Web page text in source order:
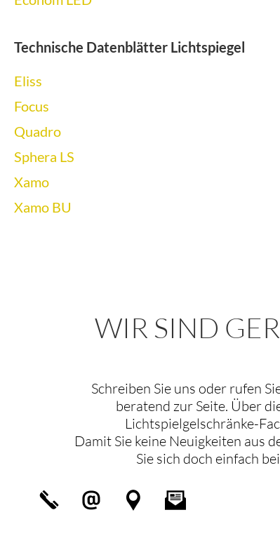
Technische Datenblätter Lichtspiegel
Eliss
Focus
Quadro
Sphera LS
Xamo
Xamo BU
WIR SIND
Schreiben Sie uns oder rufen
beratend zur Seite. Über
Lichtspielgelschränke-
Damit Sie keine Neuigkeiten aus
Sie sich doch einfach